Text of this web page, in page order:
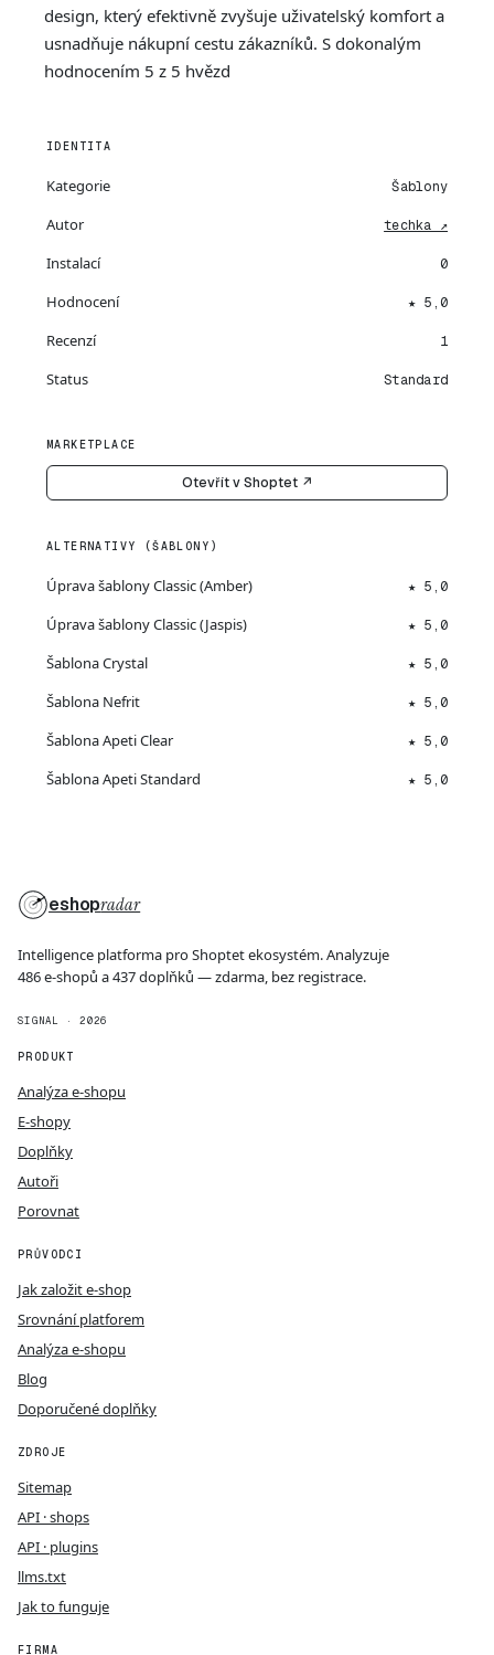
design, který efektivně zvyšuje uživatelský komfort a
usnadňuje nákupní cestu zákazníků. S dokonalým
hodnocením 5 z 5 hvězd
IDENTITA
Kategorie Šablony
Autor techka ↗
Instalací 0
Hodnocení ★ 5,0
Recenzí 1
Status Standard
MARKETPLACE
Otevřít v Shoptet ↗
ALTERNATIVY (ŠABLONY)
Úprava šablony Classic (Amber) ★ 5,0
Úprava šablony Classic (Jaspis) ★ 5,0
Šablona Crystal ★ 5,0
Šablona Nefrit ★ 5,0
Šablona Apeti Clear ★ 5,0
Šablona Apeti Standard ★ 5,0
eshopradar
Intelligence platforma pro Shoptet ekosystém. Analyzuje
486 e-shopů a 437 doplňků — zdarma, bez registrace.
SIGNAL · 2026
PRODUKT
Analýza e-shopu
E-shopy
Doplňky
Autoři
Porovnat
PRŮVODCI
Jak založit e-shop
Srovnání platforem
Analýza e-shopu
Blog
Doporučené doplňky
ZDROJE
Sitemap
API · shops
API · plugins
llms.txt
Jak to funguje
FIRMA